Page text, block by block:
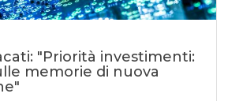
"Priorità investimenti:
memorie di nuova